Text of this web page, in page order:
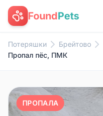
FoundPets
Потеряшки Брейтово
Пропал пёс, ПМК
ПРОПАЛА